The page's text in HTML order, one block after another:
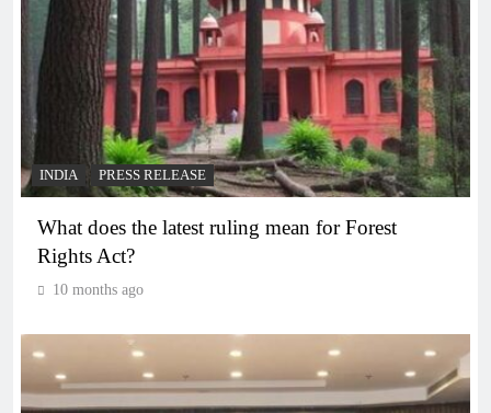
INDIA PRESS RELEASE
What does the latest ruling mean for Forest
Rights Act?
10 months ago